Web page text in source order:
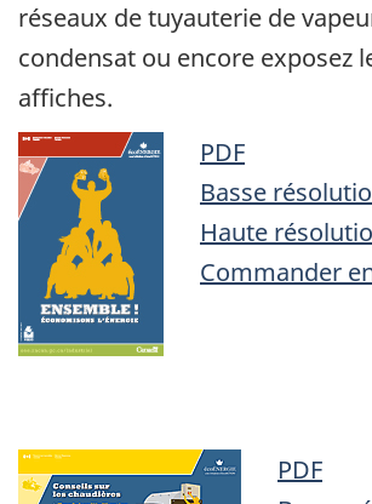
réseaux de tuyauterie de
condensat ou encore exposez
affiches.
PDF
Basse
Haute
Commander
PDF